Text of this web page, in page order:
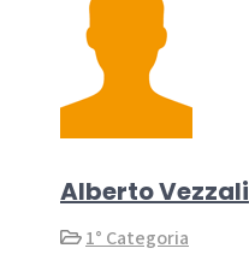
Alberto Vezzali
1° Categoria